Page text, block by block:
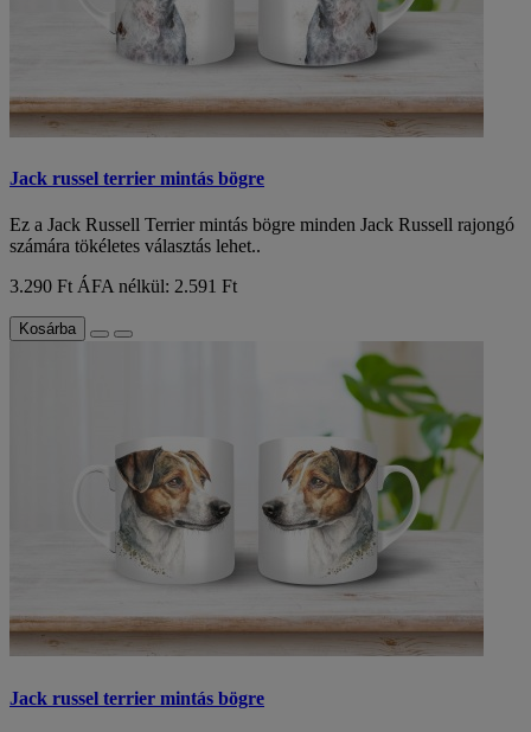
Jack russel terrier mintás bögre
Ez a Jack Russell Terrier mintás bögre minden Jack Russell rajongó
számára tökéletes választás lehet..
3.290 Ft ÁFA nélkül: 2.591 Ft
Kosárba
Jack russel terrier mintás bögre